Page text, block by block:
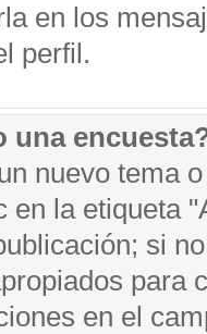
en los
perfil.
una
nuevo tema
en la etiqueta
si
para
en el